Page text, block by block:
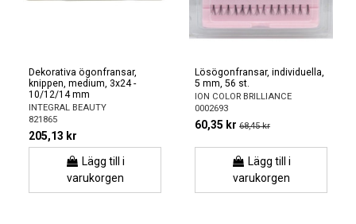
Dekorativa ögonfransar,
knippen, medium, 3x24 -
10/12/14 mm
INTEGRAL BEAUTY
821865
205,13 kr
Lägg till i
varukorgen
Lösögonfransar, individuella,
5 mm, 56 st.
ION COLOR BRILLIANCE
0002693
60,35 kr 68,45 kr
Lägg till i
varukorgen